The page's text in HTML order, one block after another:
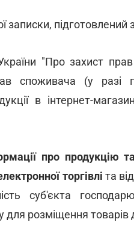
записки,
"Про захист
споживача (у разі
в інтернет-
про продукцію
торгівлі та
суб'єкта
розміщення